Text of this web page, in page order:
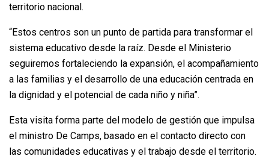
territorio nacional.
“Estos centros son un punto de partida para transformar el
sistema educativo desde la raíz. Desde el Ministerio
seguiremos fortaleciendo la expansión, el acompañamiento
a las familias y el desarrollo de una educación centrada en
la dignidad y el potencial de cada niño y niña”.
Esta visita forma parte del modelo de gestión que impulsa
el ministro De Camps, basado en el contacto directo con
las comunidades educativas y el trabajo desde el territorio.